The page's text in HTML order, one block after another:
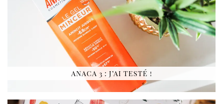
ANACA 3 : J’AI TESTÉ !